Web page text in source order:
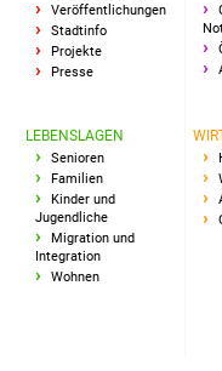
Veröffentlichungen
Stadtinfo
Projekte
Presse
LEBENSLAGEN
Senioren
Familien
Kinder und
Jugendliche
Migration und
Integration
Wohnen